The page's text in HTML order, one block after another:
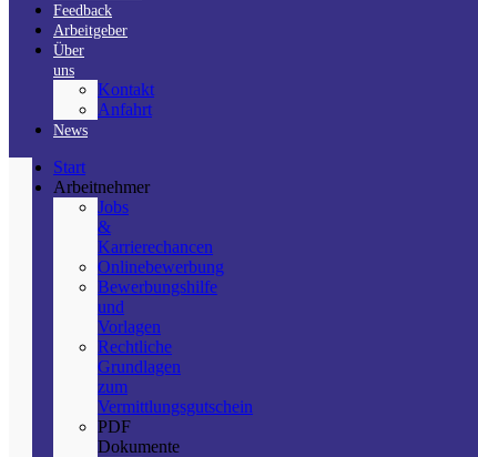
Feedback
Arbeitgeber
Über
uns
Kontakt
Anfahrt
News
Start
Arbeitnehmer
Jobs
&
Karrierechancen
Onlinebewerbung
Bewerbungshilfe
und
Vorlagen
Rechtliche
Grundlagen
zum
Vermittlungsgutschein
PDF
Dokumente